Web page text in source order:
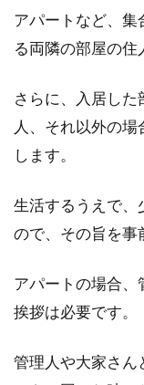
アパートなど、
る両隣の部屋の住
さらに、入居し
人、それ以外の
します。
生活するうえで、
ので、その旨を事
アパートの場合
挨拶は必要です。
管理人や大家さん